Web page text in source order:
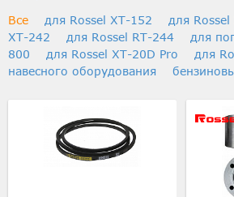
Все для Rossel XT-152 для
XT-242
для Rossel RT-244
для
800
для Rossel XT-20D Pro для
навесного оборудования